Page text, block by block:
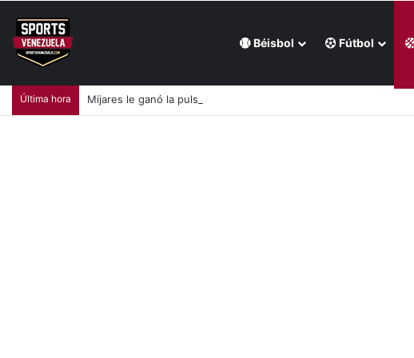
Béisbol Fútbol
Última hora Mijares le ganó la pulseada a Milano en la jornada de la liga chilena